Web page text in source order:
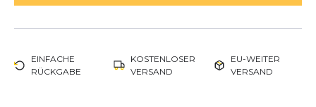
EINFACHE
RÜCKGABE
KOSTENLOSER
VERSAND
EU-WEITER
VERSAND